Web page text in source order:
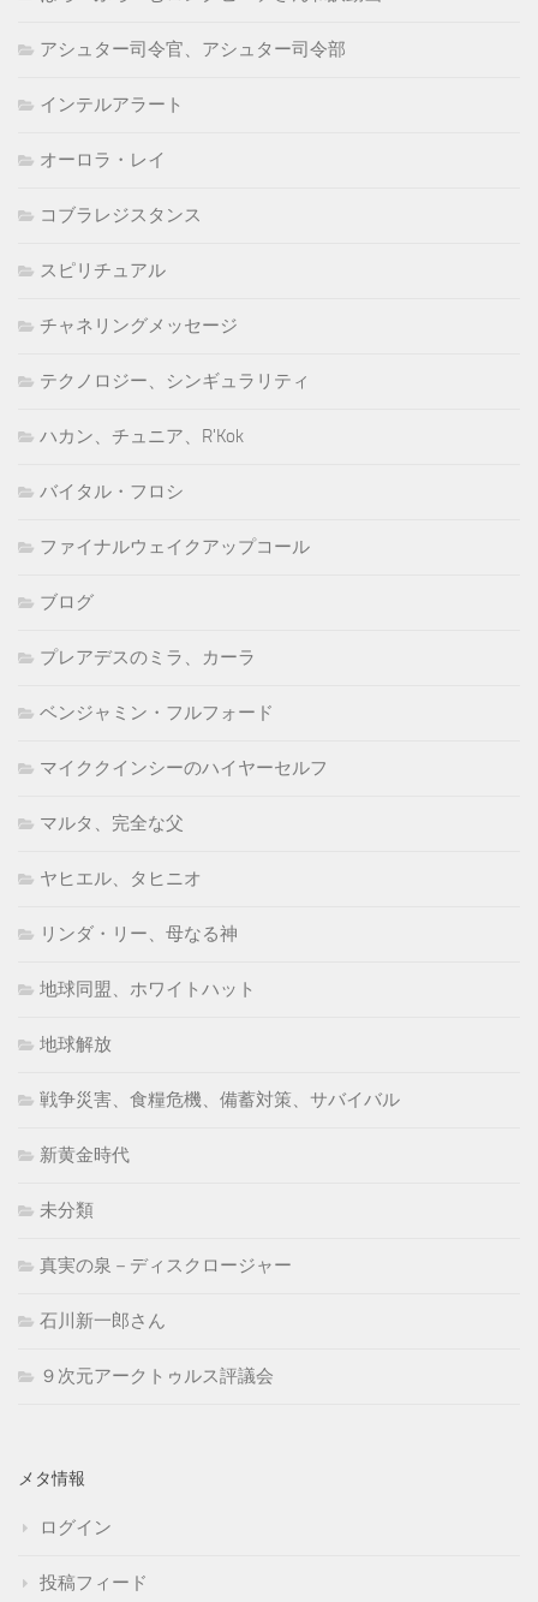
アシュター司令官、アシュター司令部
インテルアラート
オーロラ・レイ
コブラレジスタンス
スピリチュアル
チャネリングメッセージ
テクノロジー、シンギュラリティ
ハカン、チュニア、R'Kok
バイタル・フロシ
ファイナルウェイクアップコール
ブログ
プレアデスのミラ、カーラ
ベンジャミン・フルフォード
マイククインシーのハイヤーセルフ
マルタ、完全な父
ヤヒエル、タヒニオ
リンダ・リー、母なる神
地球同盟、ホワイトハット
地球解放
戦争災害、食糧危機、備蓄対策、サバイバル
新黄金時代
未分類
真実の泉－ディスクロージャー
石川新一郎さん
９次元アークトゥルス評議会
メタ情報
ログイン
投稿フィード